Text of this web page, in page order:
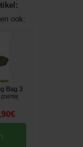
ook:
Bag 3
[216709]
,90€